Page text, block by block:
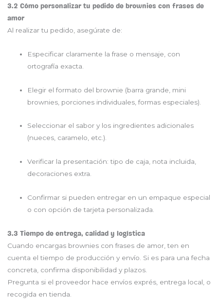
3.2 Cómo personalizar tu pedido de brownies con frases de
amor
Al realizar tu pedido, asegúrate de:
Especificar claramente la frase o mensaje, con
ortografía exacta.
Elegir el formato del brownie (barra grande, mini
brownies, porciones individuales, formas especiales).
Seleccionar el sabor y los ingredientes adicionales
(nueces, caramelo, etc.).
Verificar la presentación: tipo de caja, nota incluida,
decoraciones extra.
Confirmar si pueden entregar en un empaque especial
o con opción de tarjeta personalizada.
3.3 Tiempo de entrega, calidad y logística
Cuando encargas brownies con frases de amor, ten en
cuenta el tiempo de producción y envío. Si es para una fecha
concreta, confirma disponibilidad y plazos.
Pregunta si el proveedor hace envíos exprés, entrega local, o
recogida en tienda.